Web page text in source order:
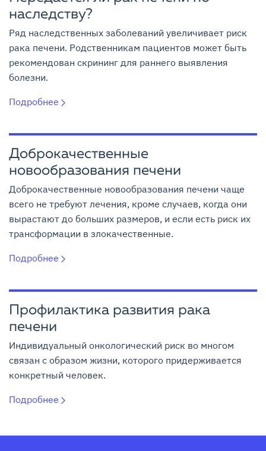
наследству?
Ряд наследственных заболеваний увеличивает риск
рака печени. Родственникам пациентов может быть
рекомендован скрининг для раннего выявления
болезни.
Подробнее
Доброкачественные
новообразования печени
Доброкачественные новообразования печени чаще
всего не требуют лечения, кроме случаев, когда они
вырастают до больших размеров, и если есть риск их
трансформации в злокачественные.
Подробнее
Профилактика развития рака
печени
Индивидуальный онкологический риск во многом
связан с образом жизни, которого придерживается
конкретный человек.
Подробнее